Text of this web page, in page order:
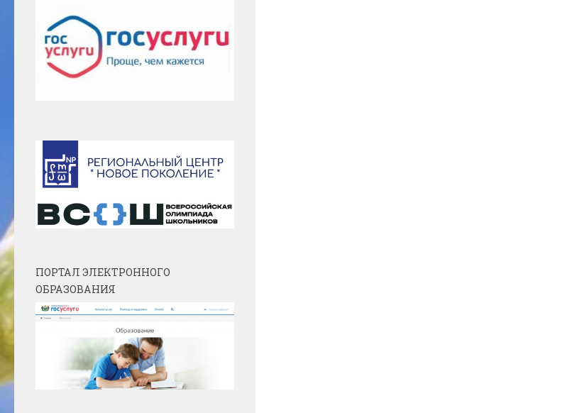
ПОРТАЛ ЭЛЕКТРОННОГО
ОБРАЗОВАНИЯ